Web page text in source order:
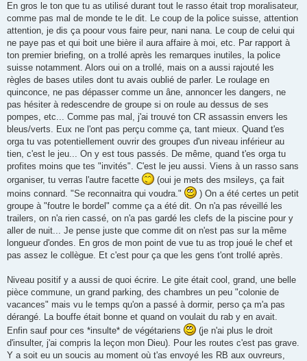
En gros le ton que tu as utilisé durant tout le rasso était trop moralisateur,
comme pas mal de monde te le dit. Le coup de la police suisse, attention
attention, je dis ça poour vous faire peur, nani nana. Le coup de celui qui
ne paye pas et qui boit une bière il aura affaire à moi, etc. Par rapport à
ton premier briefing, on a trollé après les remarques inutiles, la police
suisse notamment. Alors oui on a trollé, mais on a aussi rajouté les
règles de bases utiles dont tu avais oublié de parler. Le roulage en
quinconce, ne pas dépasser comme un âne, annoncer les dangers, ne
pas hésiter à redescendre de groupe si on roule au dessus de ses
pompes, etc... Comme pas mal, j'ai trouvé ton CR assassin envers les
bleus/verts. Eux ne l'ont pas perçu comme ça, tant mieux. Quand t'es
orga tu vas potentiellement ouvrir des groupes d'un niveau inférieur au
tien, c'est le jeu... On y est tous passés. De même, quand t'es orga tu
profites moins que tes "invités". C'est le jeu aussi. Viens à un rasso sans
organiser, tu verras l'autre facette
(oui je mets des msileys, ça fait
moins connard. "Se reconnaitra qui voudra."
) On a été certes un petit
groupe à "foutre le bordel" comme ça a été dit. On n'a pas réveillé les
trailers, on n'a rien cassé, on n'a pas gardé les clefs de la piscine pour y
aller de nuit... Je pense juste que comme dit on n'est pas sur la même
longueur d'ondes. En gros de mon point de vue tu as trop joué le chef et
pas assez le collègue. Et c'est pour ça que les gens t'ont trollé après.
Niveau positif y a aussi de quoi écrire. Le gite était cool, grand, une belle
pièce commune, un grand parking, des chambres un peu "colonie de
vacances" mais vu le temps qu'on a passé à dormir, perso ça m'a pas
dérangé. La bouffe était bonne et quand on voulait du rab y en avait.
Enfin sauf pour ces *insulte* de végétariens
(je n'ai plus le droit
d'insulter, j'ai compris la leçon mon Dieu). Pour les routes c'est pas grave.
Y a soit eu un soucis au moment où t'as envoyé les RB aux ouvreurs,